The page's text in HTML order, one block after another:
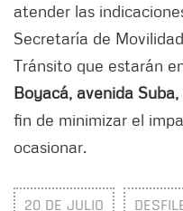
atender las
Secretaría de
Tránsito que estarán
Boyacá, avenida Suba,
fin de minimizar el
ocasionar.
20 DE JULIO